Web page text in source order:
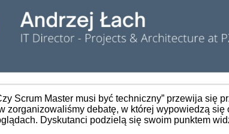
Scrum Master musi być techniczny” przewija się
zorganizowaliśmy debatę, w której wypowiedzą
Dyskutanci podzielą się swoim punktem